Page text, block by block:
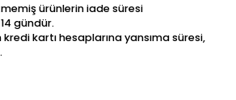
ürünlerin iade süresi
gündür.
kartı hesaplarına yansıma süresi,